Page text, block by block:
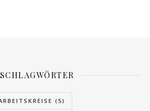
SCHLAGWÖRTER
(5)